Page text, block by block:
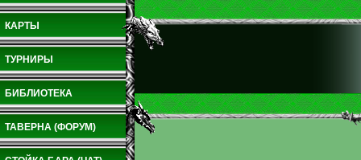
КАРТЫ
ТУРНИРЫ
БИБЛИОТЕКА
ТАВЕРНА (ФОРУМ)